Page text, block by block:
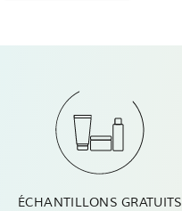
ÉCHANTILLONS GRATUITS